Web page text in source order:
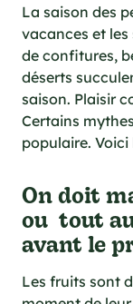
de la semaine
foodie
La saison des
vacances et
de confitures,
déserts
saison. Plaisir
Certains
populaire. Voici
On doit
ou tout
avant le
Les fruits sont